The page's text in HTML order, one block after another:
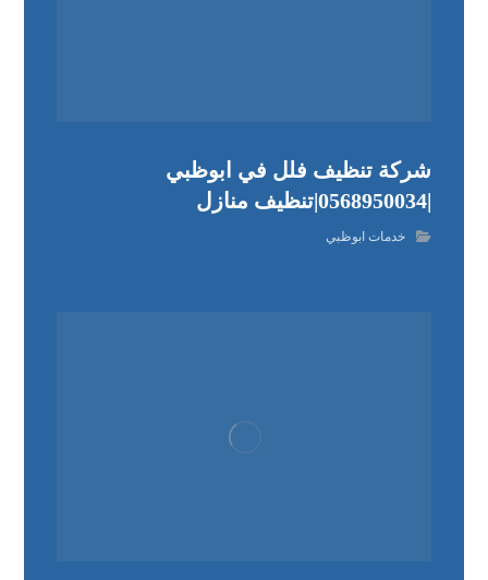
شركة تنظيف فلل في ابوظبي
|0568950034|تنظيف منازل
خدمات ابوظبي